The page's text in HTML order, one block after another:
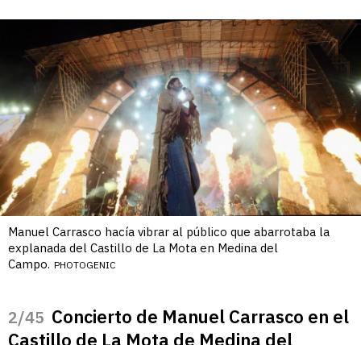
Manuel Carrasco hacía vibrar al público que abarrotaba la
explanada del Castillo de La Mota en Medina del
Campo. PHOTOGENIC
/45 Concierto de Manuel Carrasco en el
Castillo de La Mota de Medina del